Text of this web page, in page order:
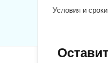
Условия и